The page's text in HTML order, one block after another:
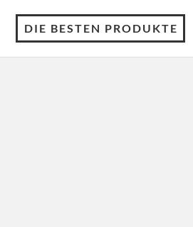
DIE BESTEN PRODUKTE